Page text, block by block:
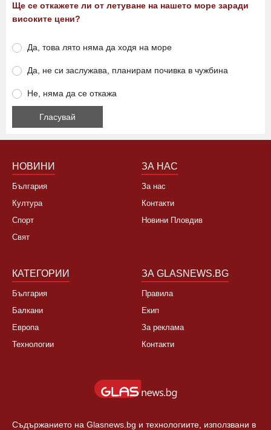
Ще се откажете ли от летуване на нашето море заради
високите цени?
Да, това лято няма да ходя на море
Да, не си заслужава, планирам почивка в чужбина
Не, няма да се откажа
НОВИНИ
България
Култура
Спорт
Свят
ЗА НАС
За нас
Контакти
Новини Пловдив
КАТЕГОРИИ
България
Балкани
Европа
Технологии
ЗА GLASNEWS.BG
Правила
Екип
За реклама
Контакти
Съдържанието на Glasnews.bg и технологиите, използвани в